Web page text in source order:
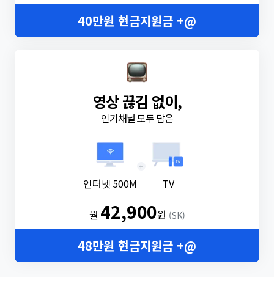
40만원 현금지원금 +@
영상 끊김 없이,
인기채널 모두 담은
인터넷 500M
+
TV
월 42,900원 (SK)
48만원 현금지원금 +@